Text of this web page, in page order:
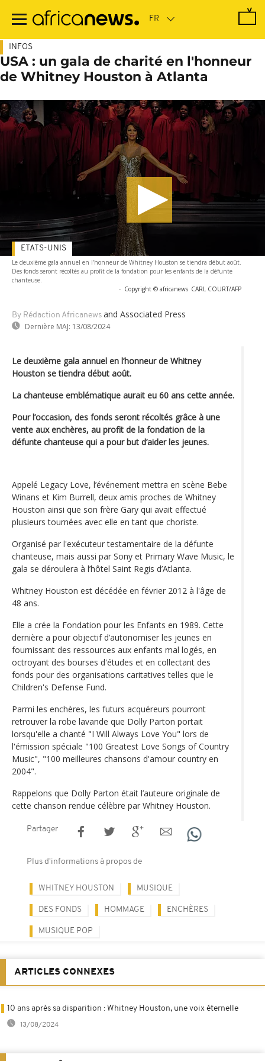
contenu
INFOS
USA : un gala de charité en l'honneur
de Whitney Houston à Atlanta
Le deuxième gala annuel en l’honneur de Whitney Houston se tiendra début août.
Des fonds seront récoltés au profit de la fondation pour les enfants de la défunte
chanteuse.
- Copyright © africanews CARL COURT/AFP
By Rédaction Africanews and Associated Press
Dernière MAJ: 13/08/2024
ETATS-UNIS
Le deuxième gala annuel en l’honneur de Whitney
Houston se tiendra début août.
La chanteuse emblématique aurait eu 60 ans cette année.
Pour l’occasion, des fonds seront récoltés grâce à une
vente aux enchères, au profit de la fondation de la
défunte chanteuse qui a pour but d’aider les jeunes.
Appelé Legacy Love, l’événement mettra en scène Bebe
Winans et Kim Burrell, deux amis proches de Whitney
Houston ainsi que son frère Gary qui avait effectué
plusieurs tournées avec elle en tant que choriste.
Organisé par l'exécuteur testamentaire de la défunte
chanteuse, mais aussi par Sony et Primary Wave Music, le
gala se déroulera à l’hôtel Saint Regis d’Atlanta.
Whitney Houston est décédée en février 2012 à l'âge de
48 ans.
Elle a crée la Fondation pour les Enfants en 1989. Cette
dernière a pour objectif d’autonomiser les jeunes en
fournissant des ressources aux enfants mal logés, en
octroyant des bourses d'études et en collectant des
fonds pour des organisations caritatives telles que le
Children's Defense Fund.
Parmi les enchères, les futurs acquéreurs pourront
retrouver la robe lavande que Dolly Parton portait
lorsqu'elle a chanté "I Will Always Love You" lors de
l'émission spéciale "100 Greatest Love Songs of Country
Music", "100 meilleures chansons d'amour country en
2004".
Rappelons que Dolly Parton était l’auteure originale de
cette chanson rendue célèbre par Whitney Houston.
Partager
Plus d'informations à propos de
WHITNEY HOUSTON MUSIQUE
DES FONDS HOMMAGE ENCHÈRES
MUSIQUE POP
ARTICLES CONNEXES
10 ans après sa disparition : Whitney Houston, une voix éternelle
13/08/2024